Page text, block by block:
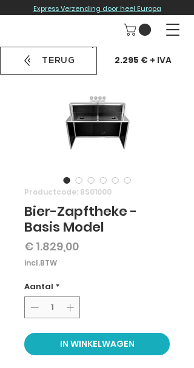
Express Verzending door heel Europa
Productcode: BS01000
Bier-Zapftheke -
Basis Model
€ 1.829,00Prijs
incl.BTW
Aantal *
IN WINKELWAGEN
TERUG 2.295 €+ IVA